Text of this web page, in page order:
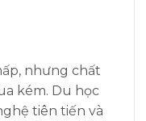
nhưng chất
kém. Du học
tiên tiến và